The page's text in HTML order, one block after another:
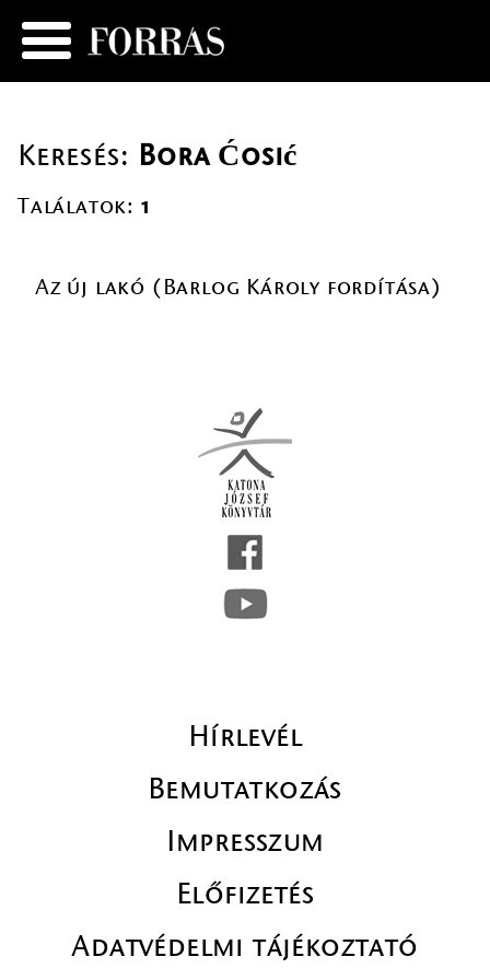
Keresés: Bora Ćosić
Találatok: 1
Az új lakó (Barlog Károly fordítása)
Hírlevél
Bemutatkozás
Impresszum
Előfizetés
Adatvédelmi tájékoztató